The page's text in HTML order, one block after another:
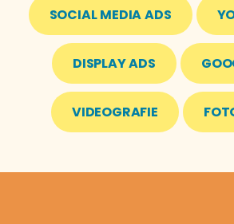
SOCIAL MEDIA ADS
DISPLAY ADS
VIDEOGRAFIE